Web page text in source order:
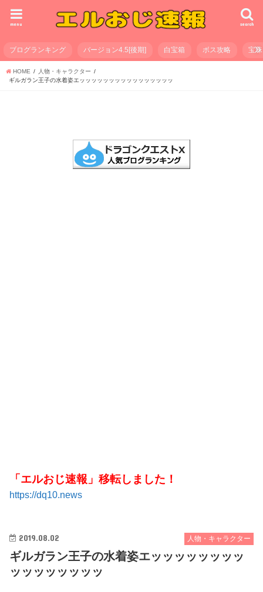
search
menu
ブログランキング バージョン4.5[後期] 白宝箱 ボス攻略 宝珠
HOME
人物・キャラクター
ギルガラン王子の水着姿エッッッッッッッッッッッッッッッッ
「エルおじ速報」移転しました！
https://dq10.news
人物・キャラクター
2019.08.02
ギルガラン王子の水着姿エッッッッッッッッ
ッッッッッッッッ